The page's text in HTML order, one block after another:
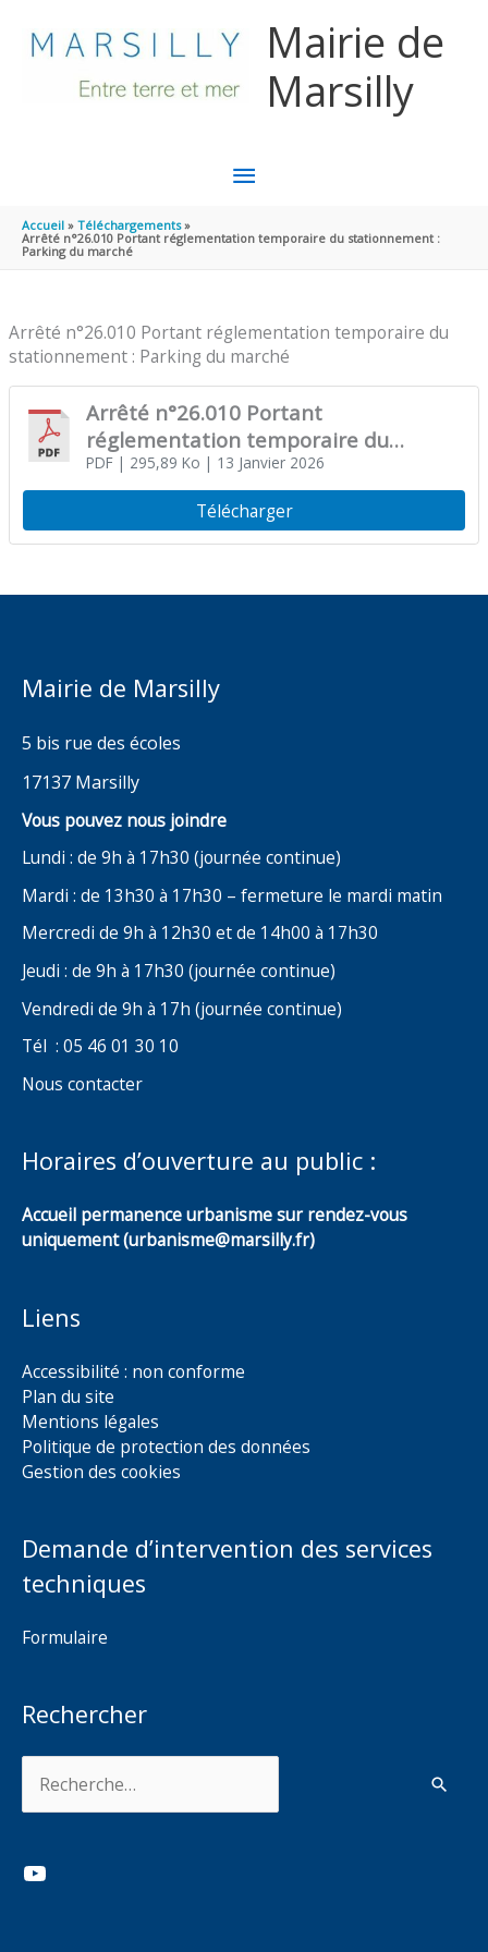
Mairie de
Marsilly
MENU
PRINCIPAL
Accueil
Téléchargements
Arrêté n°26.010 Portant réglementation temporaire du stationnement :
Parking du marché
Arrêté n°26.010 Portant réglementation temporaire du
stationnement : Parking du marché
Arrêté n°26.010 Portant
réglementation temporaire du
stationnement : Parking du marché
PDF| 295,89 Ko | 13 Janvier 2026
Télécharger
Mairie de Marsilly
5 bis rue des écoles
17137 Marsilly
Vous pouvez nous joindre
Lundi : de 9h à 17h30 (journée continue)
Mardi : de 13h30 à 17h30 – fermeture le mardi matin
Mercredi de 9h à 12h30 et de 14h00 à 17h30
Jeudi : de 9h à 17h30 (journée continue)
Vendredi de 9h à 17h (journée continue)
Tél : 05 46 01 30 10
Nous contacter
Horaires d’ouverture au public :
Accueil permanence urbanisme sur rendez-vous
uniquement (urbanisme@marsilly.fr)
Liens
Accessibilité : non conforme
Plan du site
Mentions légales
Politique de protection des données
Gestion des cookies
Demande d’intervention des services
techniques
Formulaire
Rechercher
YouTube